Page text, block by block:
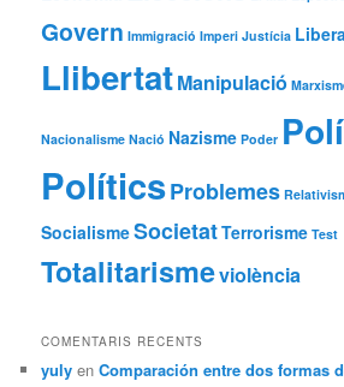
Govern Immigració Imperi Justícia
LlibertatManipulació
Nacionalisme Nació Nazisme Poder
PolíticsProblemes
SocialismeSocietatTerrorisme Test
Totalitarismeviolència
COMENTARIS RECENTS
yuly enComparación entre dos formas